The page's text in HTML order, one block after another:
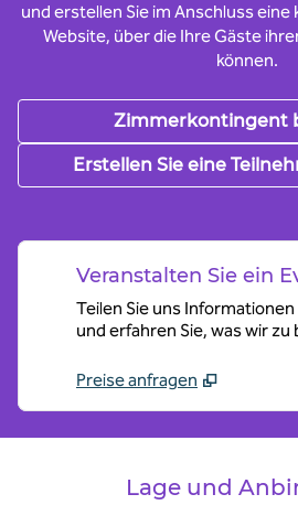
und erstellen Sie im Anschluss
Website, über die Ihre Gäste
können.
Zimmerkontingent
Erstellen Sie eine
Veranstalten Sie ein
Teilen Sie uns
und erfahren Sie, was wir zu
Preise anfragen
Lage und